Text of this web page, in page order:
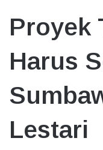
Proyek
Harus
Lestari